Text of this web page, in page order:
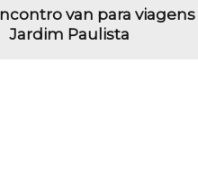
van para viagens
Jardim Paulista